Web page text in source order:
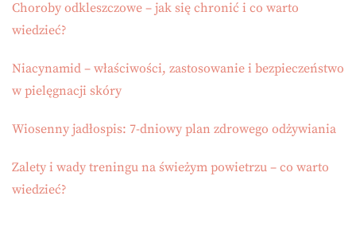
Choroby odkleszczowe – jak się chronić i co warto
wiedzieć?
Niacynamid – właściwości, zastosowanie i bezpieczeństwo
w pielęgnacji skóry
Wiosenny jadłospis: 7-dniowy plan zdrowego odżywiania
Zalety i wady treningu na świeżym powietrzu – co warto
wiedzieć?